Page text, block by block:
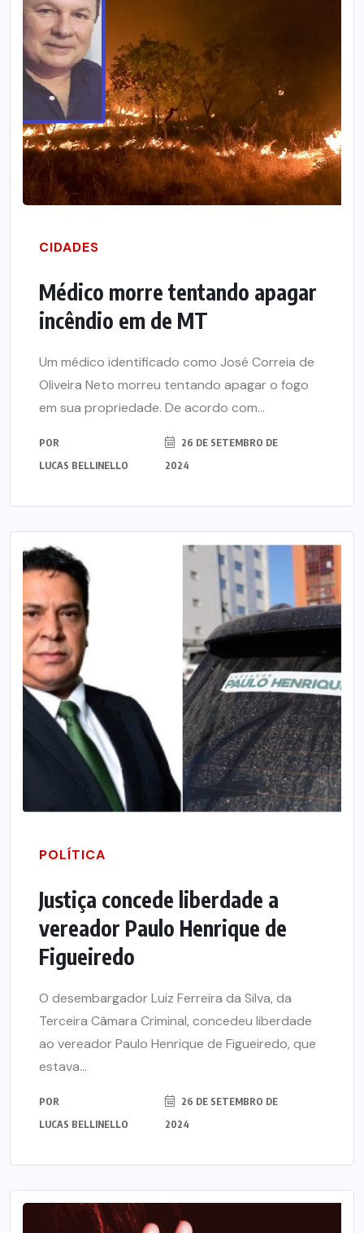
CIDADES
Médico morre tentando apagar
incêndio em de MT
Um médico identificado como José Correia de
Oliveira Neto morreu tentando apagar o fogo
em sua propriedade. De acordo com...
POR
LUCAS BELLINELLO
26 DE SETEMBRO DE
2024
POLÍTICA
Justiça concede liberdade a
vereador Paulo Henrique de
Figueiredo
O desembargador Luiz Ferreira da Silva, da
Terceira Câmara Criminal, concedeu liberdade
ao vereador Paulo Henrique de Figueiredo, que
estava...
POR
LUCAS BELLINELLO
26 DE SETEMBRO DE
2024